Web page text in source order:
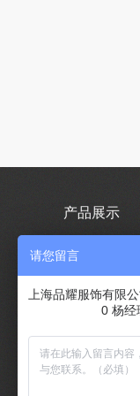
产品展示
衬衫定做
帽子定做
请您留言
上海品耀服饰有限
0 杨经